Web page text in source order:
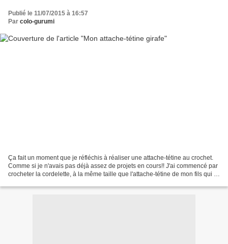
Publié le 11/07/2015 à 16:57
Par colo-gurumi
Ça fait un moment que je réfléchis à réaliser une attache-tétine au crochet.
Comme si je n'avais pas déjà assez de projets en cours!! J'ai commencé par
crocheter la cordelette, à la même taille que l'attache-tétine de mon fils qui a